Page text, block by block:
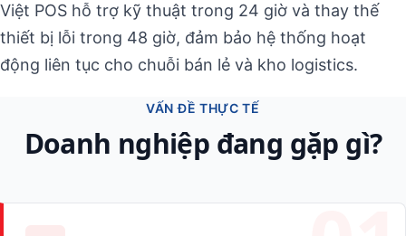
Việt POS hỗ trợ kỹ thuật trong 24 giờ và thay thế
thiết bị lỗi trong 48 giờ, đảm bảo hệ thống hoạt
động liên tục cho chuỗi bán lẻ và kho logistics.
VẤN ĐỀ THỰC TẾ
Doanh nghiệp đang gặp gì?